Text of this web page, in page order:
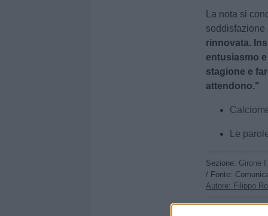
La nota si
rinnovata.
entusiasmo
stagione e
attendono."
Le
Sezione: Girone I
/ Fonte:
Autore: Filippo